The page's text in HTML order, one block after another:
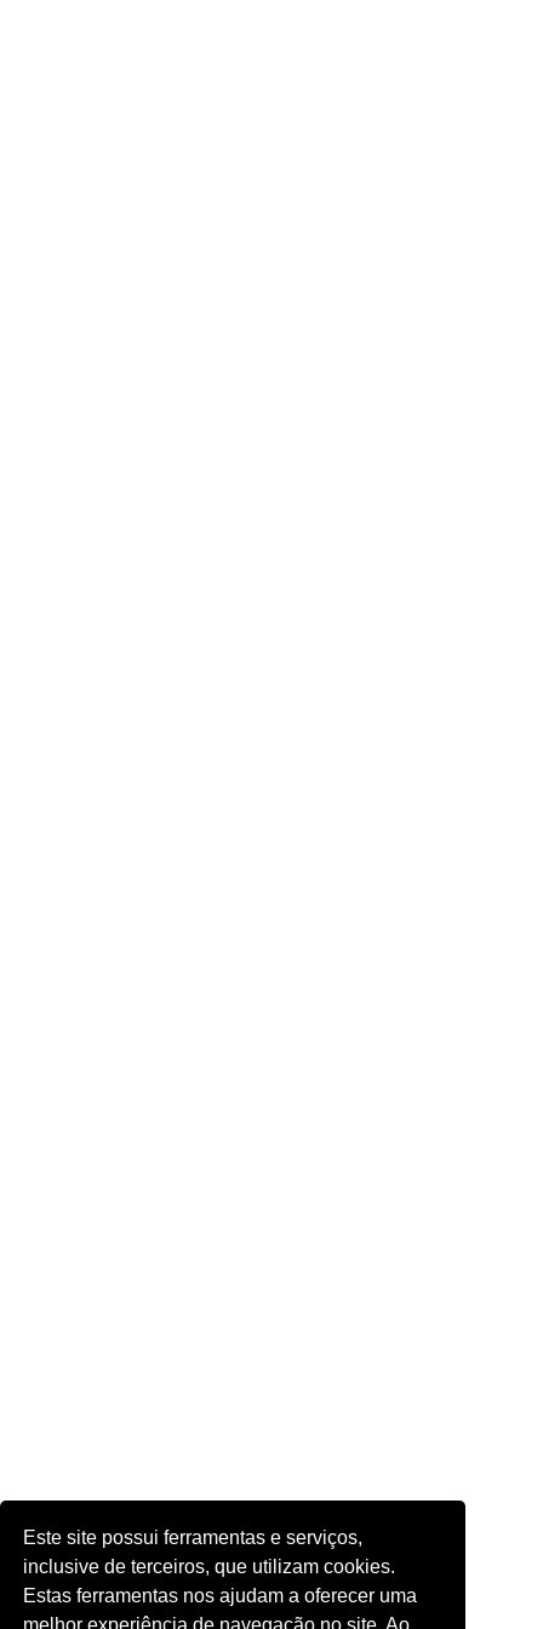
Este site possui ferramentas e serviços,
inclusive de terceiros, que utilizam cookies.
Estas ferramentas nos ajudam a oferecer uma
melhor experiência de navegação no site. Ao